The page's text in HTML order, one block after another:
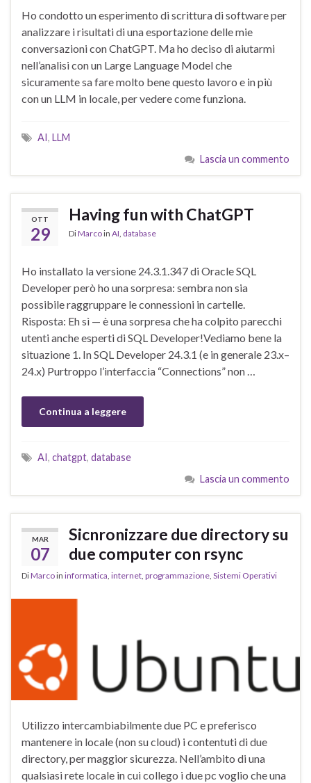
Ho condotto un esperimento di scrittura di software per
analizzare i risultati di una esportazione delle mie
conversazioni con ChatGPT. Ma ho deciso di aiutarmi
nell’analisi con un Large Language Model che
sicuramente sa fare molto bene questo lavoro e in più
con un LLM in locale, per vedere come funziona.
AI, LLM
Lascia un commento
OTT
29
Having fun with ChatGPT
DiMarcoin AI, database
Ho installato la versione 24.3.1.347 di Oracle SQL
Developer però ho una sorpresa: sembra non sia
possibile raggruppare le connessioni in cartelle.
Risposta: Eh sì — è una sorpresa che ha colpito parecchi
utenti anche esperti di SQL Developer!Vediamo bene la
situazione 1. In SQL Developer 24.3.1 (e in generale 23.x–
24.x) Purtroppo l’interfaccia “Connections” non …
Continua a leggere
AI, chatgpt, database
Lascia un commento
MAR
07
Sicnronizzare due directory su
due computer con rsync
DiMarcoin informatica, internet, programmazione, Sistemi Operativi
Utilizzo intercambiabilmente due PC e preferisco
mantenere in locale (non su cloud) i contentuti di due
directory, per maggior sicurezza. Nell’ambito di una
qualsiasi rete locale in cui collego i due pc voglio che una